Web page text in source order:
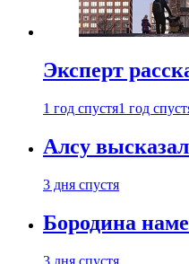
Эксперт
1 год спустя1 год
Алсу
3 дня спустя
Бородина
3 дня спустя